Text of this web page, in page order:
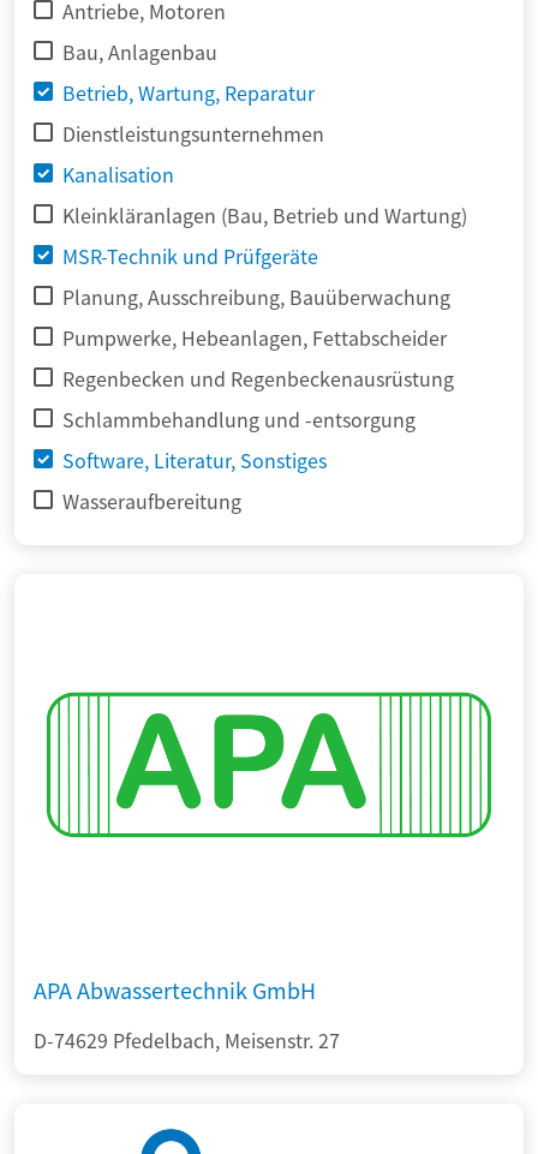
Antriebe, Motoren
Bau, Anlagenbau
Betrieb, Wartung, Reparatur
Dienstleistungsunternehmen
Kanalisation
Kleinkläranlagen (Bau, Betrieb und Wartung)
MSR-Technik und Prüfgeräte
Planung, Ausschreibung, Bauüberwachung
Pumpwerke, Hebeanlagen, Fettabscheider
Regenbecken und Regenbeckenausrüstung
Schlammbehandlung und -entsorgung
Software, Literatur, Sonstiges
Wasseraufbereitung
APA Abwassertechnik GmbH
D-74629 Pfedelbach, Meisenstr. 27